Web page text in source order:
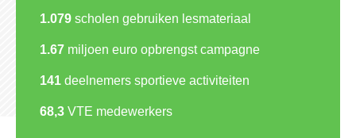
1.079 scholen gebruiken lesmateriaal
1.67 miljoen euro opbrengst campagne
141 deelnemers sportieve activiteiten
68,3 VTE medewerkers